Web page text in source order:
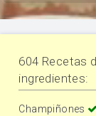
604 Recetas
ingredientes:
Champiñones